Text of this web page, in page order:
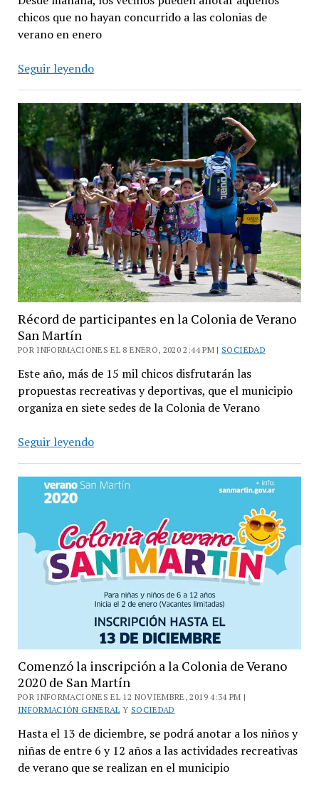
chicos que no hayan concurrido a las colonias de
verano en enero
Seguir leyendoSan
abre
la
inscripción
para
las
colonias
de
febrero
Récord de participantes en la Colonia de Verano
San Martín
POR INFORMACIONES EL 8 ENERO, 2020 2:44 PM | SOCIEDAD
Este año, más de 15 mil chicos disfrutarán las
propuestas recreativas y deportivas, que el municipio
organiza en siete sedes de la Colonia de Verano
Seguir leyendoRécord
participantes
en
Colonia
de
Verano
San
Martín
Comenzó la inscripción a la Colonia de Verano
2020 de San Martín
POR INFORMACIONES EL 12 NOVIEMBRE, 2019 4:34 PM |
INFORMACIÓN GENERAL Y SOCIEDAD
Hasta el 13 de diciembre, se podrá anotar a los niños y
niñas de entre 6 y 12 años a las actividades recreativas
de verano que se realizan en el municipio